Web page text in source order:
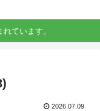
ています。
2026.07.09